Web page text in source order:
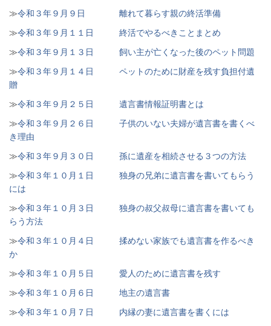
≫令和３年９月９日 離れて暮らす親の終活準備
≫令和３年９月１１日 終活でやるべきことまとめ
≫令和３年９月１３日 飼い主が亡くなった後のペット問題
≫令和３年９月１４日 ペットのために財産を残す負担付遺
贈
≫令和３年９月２５日 遺言書情報証明書とは
≫令和３年９月２６日 子供のいない夫婦が遺言書を書くべ
き理由
≫令和３年９月３０日 孫に遺産を相続させる３つの方法
≫令和３年１０月１日 独身の兄弟に遺言書を書いてもらう
には
≫令和３年１０月３日 独身の叔父叔母に遺言書を書いても
らう方法
≫令和３年１０月４日 揉めない家族でも遺言書を作るべき
か
≫令和３年１０月５日 愛人のために遺言書を残す
≫令和３年１０月６日 地主の遺言書
≫令和３年１０月７日 内縁の妻に遺言書を書くには